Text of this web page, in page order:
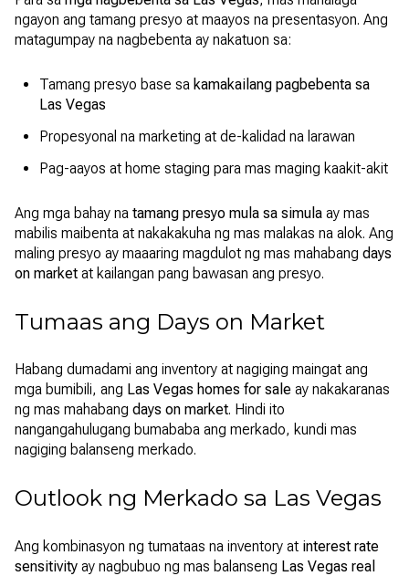
ngayon ang tamang presyo at maayos na presentasyon. Ang
matagumpay na nagbebenta ay nakatuon sa:
Tamang presyo base sa kamakailang pagbebenta sa
Las Vegas
Propesyonal na marketing at de-kalidad na larawan
Pag-aayos at home staging para mas maging kaakit-akit
Ang mga bahay na tamang presyo mula sa simula ay mas
mabilis maibenta at nakakakuha ng mas malakas na alok. Ang
maling presyo ay maaaring magdulot ng mas mahabang days
on market at kailangan pang bawasan ang presyo.
Tumaas ang Days on Market
Habang dumadami ang inventory at nagiging maingat ang
mga bumibili, ang Las Vegas homes for sale ay nakakaranas
ng mas mahabang days on market. Hindi ito
nangangahulugang bumababa ang merkado, kundi mas
nagiging balanseng merkado.
Outlook ng Merkado sa Las Vegas
Ang kombinasyon ng tumataas na inventory at interest rate
sensitivity ay nagbubuo ng mas balanseng Las Vegas real